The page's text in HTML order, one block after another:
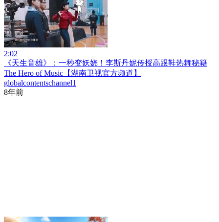
2:02
《天生音雄》：一秒变妖娆！李斯丹妮传授高跟鞋热舞秘籍
The Hero of Music【湖南卫视官方频道】
globalcontentschannel1
8年前